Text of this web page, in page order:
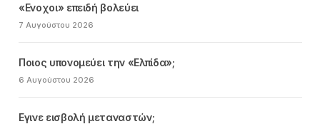
«Ενοχοι» επειδή βολεύει
7 Αυγούστου 2026
Ποιος υπονομεύει την «Ελπίδα»;
6 Αυγούστου 2026
Εγινε εισβολή μεταναστών;